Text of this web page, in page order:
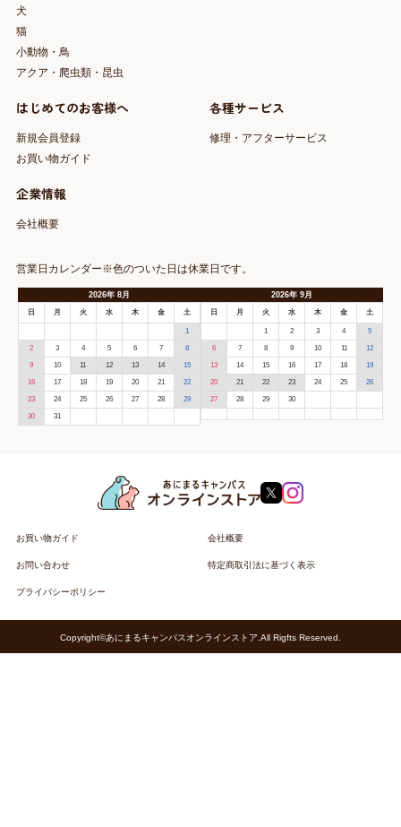
犬
猫
小動物・鳥
アクア・爬虫類・昆虫
はじめてのお客様へ
新規会員登録
お買い物ガイド
各種サービス
修理・アフターサービス
企業情報
会社概要
営業日カレンダー※色のついた日は休業日です。
2026年 8月
日 月 火 水 木 金 土
1
2 3 4 5 6 7 8
9 10 11 12 13 14 15
16 17 18 19 20 21 22
23 24 25 26 27 28 29
30 31
2026年9月
日 月 火 水 木 金 土
1 2 3 4 5
6 7 8 9 10 11 12
13 14 15 16 17 18 19
20 21 22 23 24 25 26
27 28 29 30
お買い物ガイド 会社概要
お問い合わせ 特定商取引法に基づく表示
プライバシーポリシー
Copyright©あにまるキャンパスオンラインストア.All Rigfts Reserved.